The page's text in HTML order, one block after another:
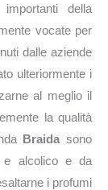
della
vocate per
dalle aziende
ulteriormente i
al meglio il
la qualità
Braida sono
e alcolico e da
i profumi